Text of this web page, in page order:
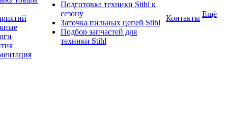
Подготовка техники Stihl к
сезону
Заточка пильных цепей Stihl
Подбор запчастей для
техники Stihl
Контакты Ещё